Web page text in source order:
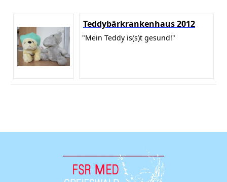
Teddybärkrankenhaus 2012
"Mein Teddy is(s)t gesund!"